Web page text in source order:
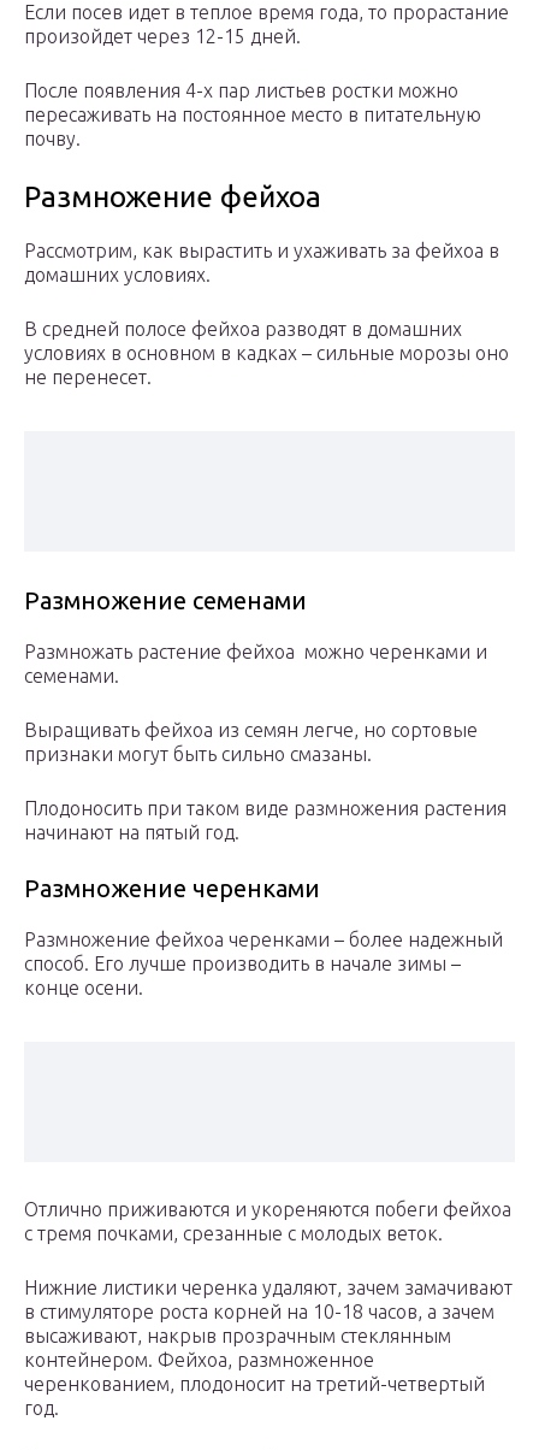
Если посев идет в теплое время года, то прорастание
произойдет через 12-15 дней.
После появления 4-х пар листьев ростки можно
пересаживать на постоянное место в питательную
почву.
Размножение фейхоа
Рассмотрим, как вырастить и ухаживать за фейхоа в
домашних условиях.
В средней полосе фейхоа разводят в домашних
условиях в основном в кадках – сильные морозы оно
не перенесет.
Размножение семенами
Размножать растение фейхоа можно черенками и
семенами.
Выращивать фейхоа из семян легче, но сортовые
признаки могут быть сильно смазаны.
Плодоносить при таком виде размножения растения
начинают на пятый год.
Размножение черенками
Размножение фейхоа черенками – более надежный
способ. Его лучше производить в начале зимы –
конце осени.
Отлично приживаются и укореняются побеги фейхоа
с тремя почками, срезанные с молодых веток.
Нижние листики черенка удаляют, зачем замачивают
в стимуляторе роста корней на 10-18 часов, а зачем
высаживают, накрыв прозрачным стеклянным
контейнером. Фейхоа, размноженное
черенкованием, плодоносит на третий-четвертый
год.